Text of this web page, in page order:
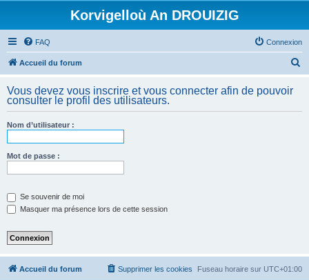
Korvigelloù An DROUIZIG
FAQ Connexion
Accueil du forum
h
Vous devez vous inscrire et vous connecter afin de pouvoir
consulter le profil des utilisateurs.
Nom d’utilisateur :
Mot de passe :
Se souvenir de moi
Masquer ma présence lors de cette session
Accueil du forum Fuseau horaire sur UTC+01:00
Supprimer les cookies